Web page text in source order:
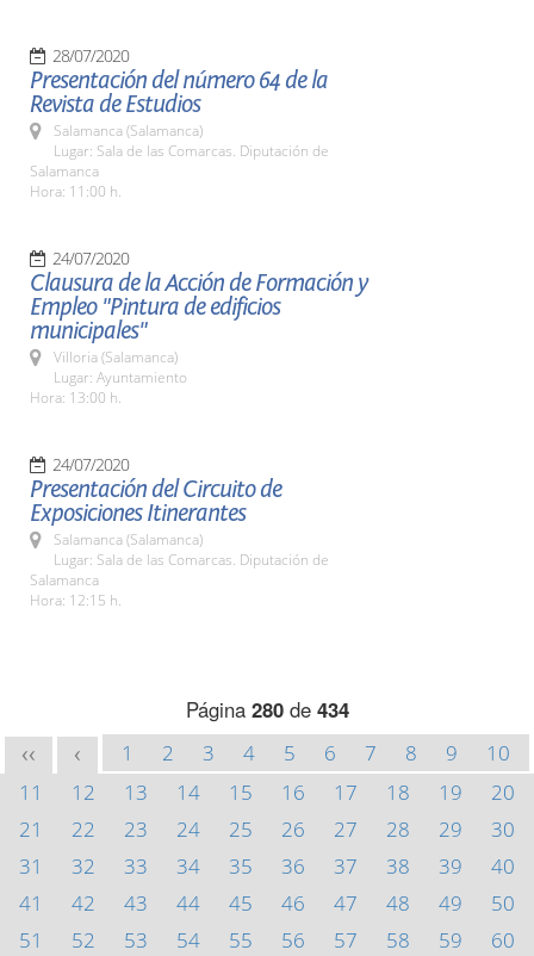
28/07/2020
Presentación del número 64 de la
Revista de Estudios
Salamanca (Salamanca)
Lugar: Sala de las Comarcas. Diputación de
Salamanca
Hora: 11:00 h.
24/07/2020
Clausura de la Acción de Formación y
Empleo "Pintura de edificios
municipales"
Villoria (Salamanca)
Lugar: Ayuntamiento
Hora: 13:00 h.
24/07/2020
Presentación del Circuito de
Exposiciones Itinerantes
Salamanca (Salamanca)
Lugar: Sala de las Comarcas. Diputación de
Salamanca
Hora: 12:15 h.
Página 280de 434
<< < 1 2 3 4 5 6 7 8 9
10
11
12 13 14 15 16 17 18 19
20
21
22 23 24 25 26 27 28 29
30
31
32 33 34 35 36 37 38 39
40
41
42 43 44 45 46 47 48 49
50
51
52 53 54 55 56 57 58 59
60